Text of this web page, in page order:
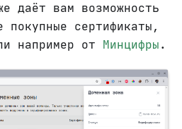
даёт вам возможность
покупные сертификаты,
например от Минцифры .